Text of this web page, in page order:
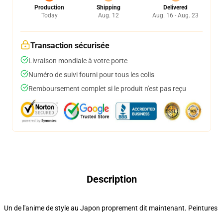
Production
Today
Shipping
Aug. 12
Delivered
Aug. 16 - Aug. 23
Transaction sécurisée
Livraison mondiale à votre porte
Numéro de suivi fourni pour tous les colis
Remboursement complet si le produit n'est pas reçu
Description
Un de l'anime de style au Japon proprement dit maintenant. Peintures